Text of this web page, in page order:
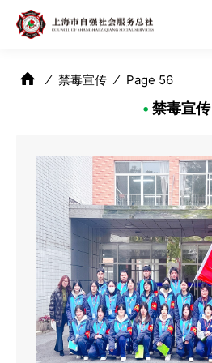
⁄ 禁毒宣传 ⁄ Page 56
• 禁毒宣传